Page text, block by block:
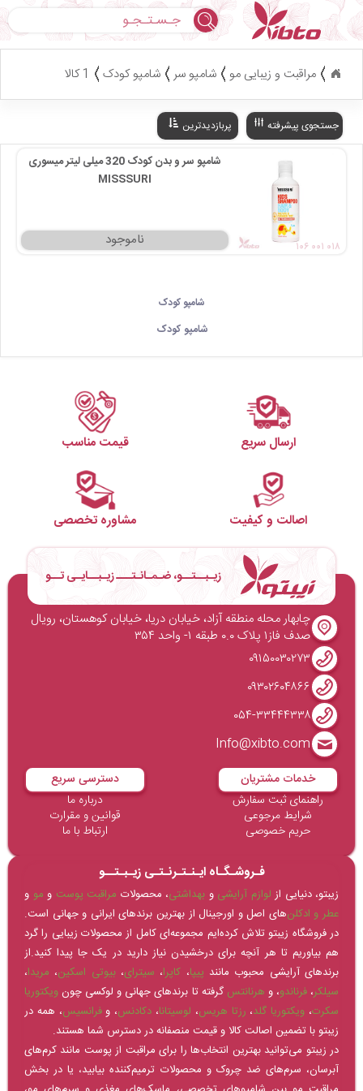
جستجو
مراقبت و زیبایی مو شامپو سر شامپو کودک 1 کالا
جستجوی پیشرفته پربازدیدترین
شامپو سر و بدن کودک 320 میلی لیتر میسوری
MISSSURI
۱۰۶ ۰۰۱ ۰۱۸
شامپو کودک
شامپو کودک
ارسال سریع قیمت مناسب
اصالت و کیفیت مشاوره تخصصی
زیـبــتــو، ضـمـانـتـــ زیـبــایـی تــو
چابهار محله منطقه آزاد، خیابان دریا، خیابان کوهستان، رویال
صدف فاز۱ پلاک ۰.۰ طبقه ۱- واحد ۳۵۴
۰۹۱۵۰۰۳۰۲۷۳
۰۹۳۰۲۶۰۴۸۶۶
۰۵۴-۳۳۴۴۴۳۳۸
Info@xibto.com
خدمات مشتریان
راهنمای ثبت سفارش
شرایط مرجوعی
حریم خصوصی
دسترسی سریع
درباره ما
قوانین و مقرارت
ارتباط با ما
فـروشـگـاه ایـنـتـرنـتـی زیـبـتــو
زیبتو، دنیایی از لوازم آرایشی و بهداشتی، محصولات مراقبت پوست و مو و
عطر و ادکلن‌های اصل و اورجینال از بهترین برندهای ایرانی و جهانی است.
در فروشگاه زیبتو تلاش کرده‌ایم مجموعه‌ای کامل از محصولات زیبایی را گرد
هم بیاوریم تا هر آنچه برای درخشیدن نیاز دارید در یک جا پیدا کنید.از
برندهای آرایشی محبوب مانند پیپا، کاپرا، سیترای،بیوتی اسکین، مریدا،
سیلکر،فرناندو، و هرنانتس گرفته تا برندهای جهانی و لوکسی چونویکتوریا
سکرت، ویکتوریا گلد، رزتا هریس، لوسیتانا، دکادنس، وفرانسیس، همه در
زیبتو با تضمین اصالت کالا و قیمت منصفانه در دسترس شما هستند.
در زیبتو می‌توانید بهترین انتخاب‌ها را برای مراقبت از پوست مانند کرم‌های
آبرسان، سرم‌های ضد چروک و محصولات ترمیم‌کننده بیابید، یا در بخش